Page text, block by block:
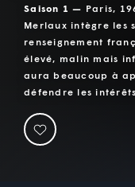
Saison 1 — Paris,
Merlaux intègre les
renseignement
élevé, malin mais
aura beaucoup à
défendre les